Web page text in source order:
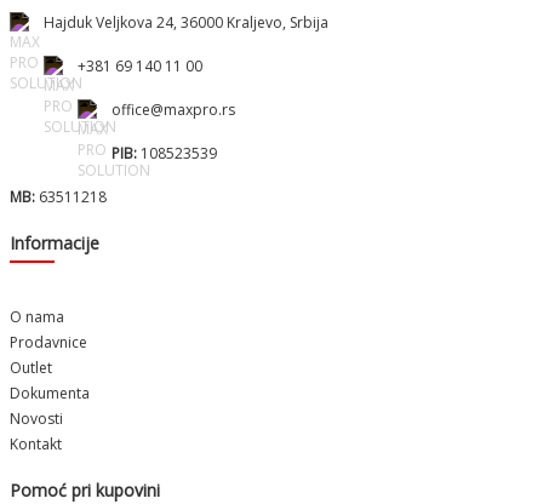
Hajduk Veljkova 24, 36000 Kraljevo, Srbija
+381 69 140 11 00
office@maxpro.rs
PIB: 108523539
MB: 63511218
Informacije
O nama
Prodavnice
Outlet
Dokumenta
Novosti
Kontakt
Pomoć pri kupovini